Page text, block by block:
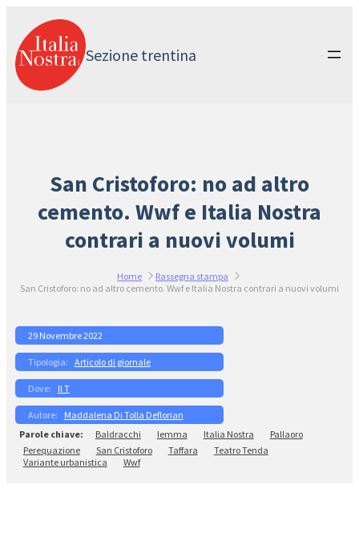
contenuto
Sezione trentina
San Cristoforo: no ad altro
cemento. Wwf e Italia Nostra
contrari a nuovi volumi
Home
Rassegna stampa
San Cristoforo: no ad altro cemento. Wwf e Italia Nostra contrari a nuovi volumi
29 Novembre 2022
Articolo di giornale
Il T
Maddalena Di Tolla Deflorian
Baldracchi
Iemma Italia Nostra
Pallaoro
Perequazione
San Cristoforo Taffara
Teatro Tenda
Variante urbanistica
Wwf